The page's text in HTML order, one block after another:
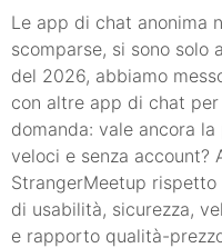
Le app di chat anonima
scomparse, si sono solo
del 2026, abbiamo
con altre app di chat
domanda: vale ancora
veloci e senza account?
StrangerMeetup
di usabilità, sicurezza,
e rapporto qualità-